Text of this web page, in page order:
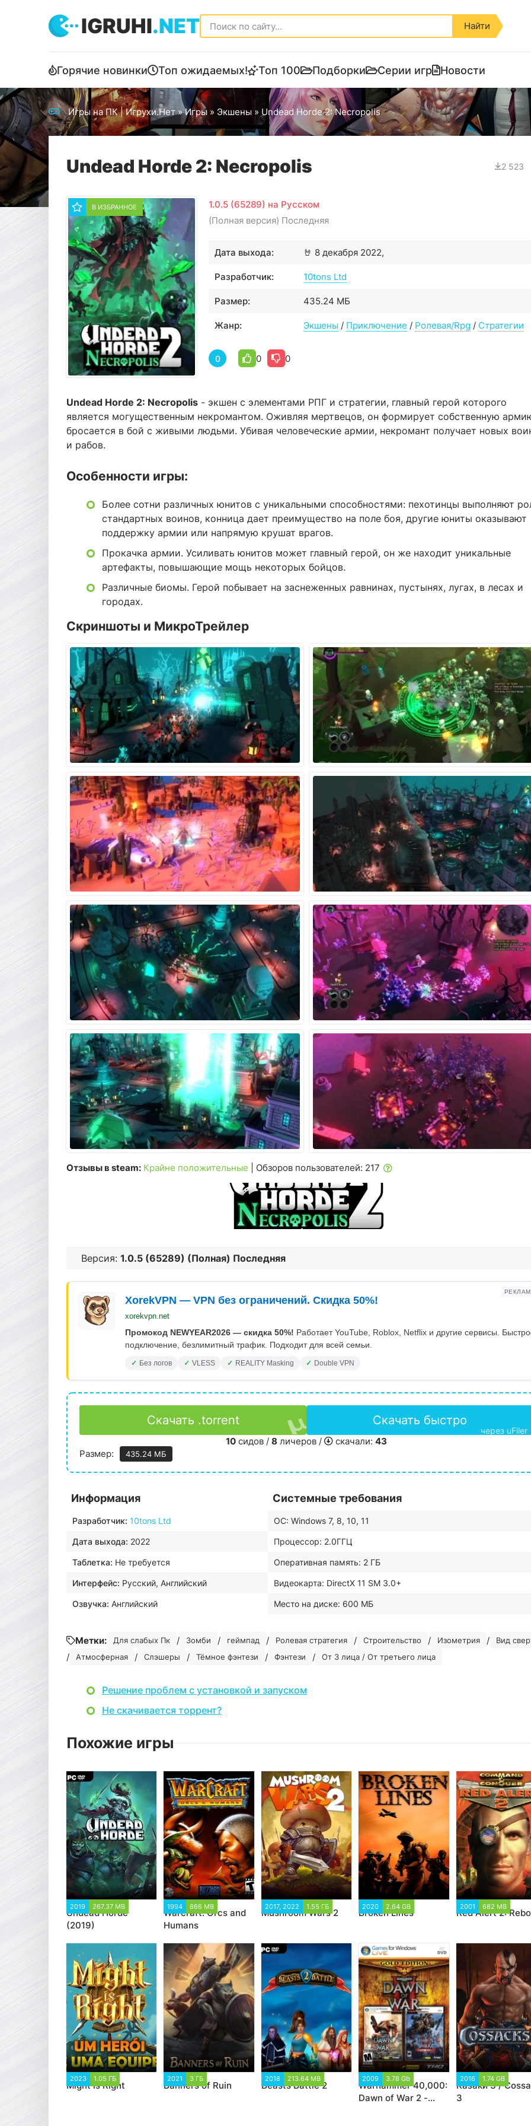
IGRUHI.NET Найти
Горячие новинки Топ ожидаемых! Топ 100 Подборки Серии игр Новости
Игры на ПК | Игрухи.Нет»Игры» Экшены » Undead Horde 2: Necropolis
Undead Horde 2: Necropolis 2 523
В ИЗБРАННОЕ
1.0.5 (65289) на Русском
(Полная версия) Последняя
🤘
Дата выхода: 8 декабря 2022,
Разработчик: 10tons Ltd
Размер: 435.24 МБ
Жанр: Экшены / Приключение / Ролевая/Rpg / Стратегии
0 0 0
Undead Horde 2: Necropolis - экшен с элементами РПГ и стратегии, главный герой которого
является могущественным некромантом. Оживляя мертвецов, он формирует собственную
бросается в бой с живыми людьми. Убивая человеческие армии, некромант получает новых
и рабов.
Особенности игры:
Более сотни различных юнитов с уникальными способностями: пехотинцы выполняют
стандартных воинов, конница дает преимущество на поле боя, другие юниты оказывают
поддержку армии или напрямую крушат врагов.
Прокачка армии. Усиливать юнитов может главный герой, он же находит уникальные
артефакты, повышающие мощь некоторых бойцов.
Различные биомы. Герой побывает на заснеженных равнинах, пустынях, лугах, в лесах и
городах.
Скриншоты и МикроТрейлер
Отзывы в steam: Крайне положительные | Обзоров пользователей: 217
Версия: 1.0.5 (65289) (Полная) Последняя
XorekVPN — VPN без ограничений. Скидка 50%!
xorekvpn.net
Промокод NEWYEAR2026 — скидка 50%! Работает YouTube, Roblox, Netflix и другие сервисы.
подключение, безлимитный трафик. Подходит для всей семьи.
Без логов VLESS REALITY Masking Double VPN
Скачать .torrent Скачать быстро
через uFiler
10 сидов / 8 личеров / скачали: 43
Размер:
435.24 МБ
Информация
Разработчик: 10tons Ltd
Дата выхода: 2022
Таблетка: Не требуется
Интерфейс: Русский, Английский
Озвучка: Английский
Системные требования
ОС: Windows 7, 8, 10, 11
Процессор: 2.0ГГЦ
Оперативная память: 2 ГБ
Видеокарта: DirectX 11 SM 3.0+
Место на диске: 600 МБ
Метки: Для слабых Пк / Зомби / геймпад / Ролевая стратегия / Строительство / Изометрия / Вид
/ Атмосферная / Слэшеры / Тёмное фэнтези / Фэнтези / От 3 лица / От третьего лица
Решение проблем с установкой и запуском
Не скачивается торрент?
Похожие игры
2019 267.37 MB
Undead Horde
(2019)
1994 866 MB
Warcraft: Orcs and
Humans
2017, 2022 1.55 ГБ
Mushroom Wars 2
2020 2.64 GB
Broken Lines
2001 682 MB
Red Alert 2:
2023 1.05 ГБ
Might is Right
2021 3 ГБ
Banners of Ruin
2018 213.64 MB
Beasts Battle 2
2009 3.78 Gb
Warhammer 40,000:
Dawn of War 2 -
2016 1.74 GB
Казаки 3 /
3